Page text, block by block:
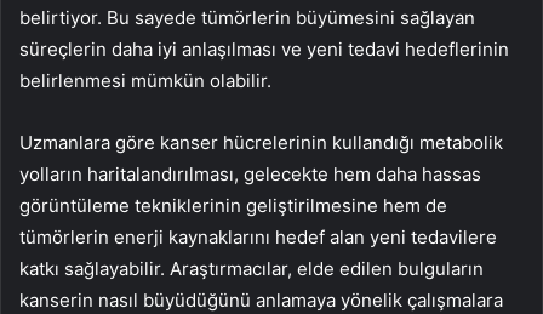
belirtiyor. Bu sayede tümörlerin büyümesini sağlayan
süreçlerin daha iyi anlaşılması ve yeni tedavi hedeflerinin
belirlenmesi mümkün olabilir.
Uzmanlara göre kanser hücrelerinin kullandığı metabolik
yolların haritalandırılması, gelecekte hem daha hassas
görüntüleme tekniklerinin geliştirilmesine hem de
tümörlerin enerji kaynaklarını hedef alan yeni tedavilere
katkı sağlayabilir. Araştırmacılar, elde edilen bulguların
kanserin nasıl büyüdüğünü anlamaya yönelik çalışmalara